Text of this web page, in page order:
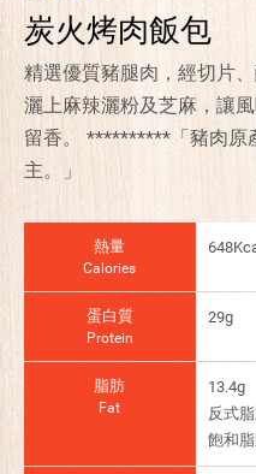
炭火烤肉飯包
精選優質豬腿肉，經切片
灑上麻辣灑粉及芝麻，讓
留香。 **********「豬肉原
主。」
熱量
Calories
蛋白質
Protein
29g
脂肪
Fat
13.4g
反式
飽和